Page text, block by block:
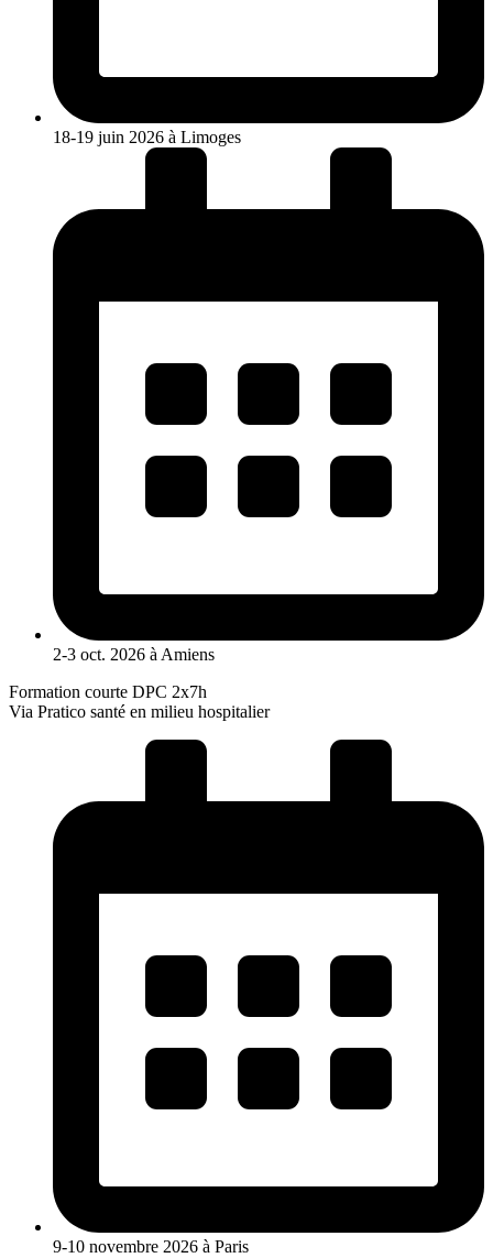
18-19 juin 2026 à Limoges
2-3 oct. 2026 à Amiens
Formation courte DPC 2x7h
Via Pratico santé en milieu hospitalier
9-10 novembre 2026 à Paris